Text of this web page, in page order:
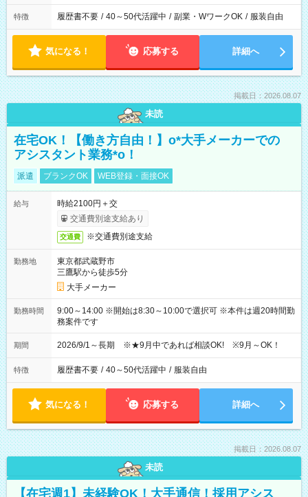
特徴 履歴書不要 / 40～50代活躍中 / 副業・WワークOK / 服装自由
気になる！ 応募する 詳細へ
掲載日：2026.08.07
未読
在宅OK！【働き方自由！】o*大手メーカーでの
アシスタント業務*o！
派遣 ブランクOK WEB登録・面接OK
給与
時給2100円＋交
交通費別途支給あり
交通費 ※交通費別途支給
勤務地
東京都武蔵野市
三鷹駅から徒歩5分
大手メーカー
勤務時間
9:00～14:00 ※開始は8:30～10:00で選択可 ※本件は週20時間勤
務案件です
期間 2026/9/1～長期 ※★9月中であれば相談OK! ※9月～OK！
特徴 履歴書不要 / 40～50代活躍中 / 服装自由
気になる！ 応募する 詳細へ
掲載日：2026.08.07
未読
【在宅週1】未経験OK！大手通信！採用アシス